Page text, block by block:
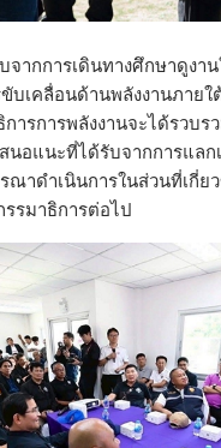
ากการเดินทางศึกษาดูงา
บเคลื่อนด้านพลังงานภาย
ารการพลังงานจะได้รวบร
นอแนะที่ได้รับจากการแล
ณาดำเนินการในส่วนที่เกี่ย
รมาธิการต่อไป